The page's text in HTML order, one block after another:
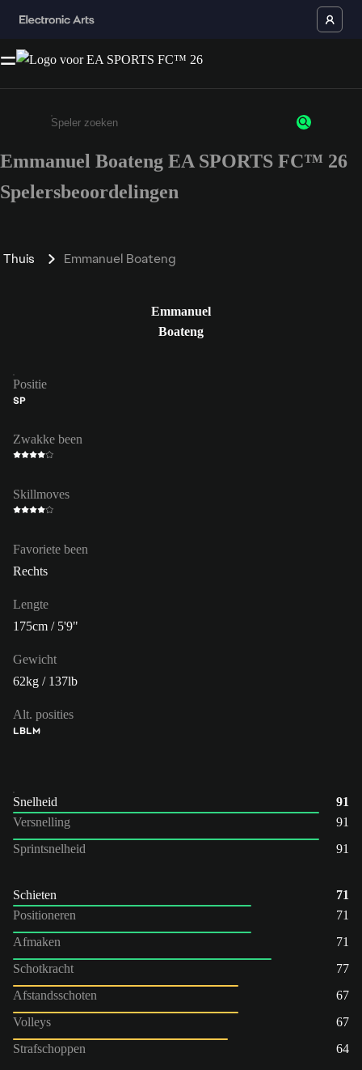
Enter a minimum of 3 characters or numbers
Emmanuel Boateng EA SPORTS FC™ 26
Spelersbeoordelingen
Thuis Emmanuel Boateng
Emmanuel
Boateng
Positie
SP
Zwakke been
Skillmoves
Favoriete been
Rechts
Lengte
175cm / 5'9"
Gewicht
62kg / 137lb
Alt. posities
LBLM
Snelheid
91
Versnelling
91
Sprintsnelheid
91
Schieten
71
Positioneren
71
Afmaken
71
Schotkracht
77
Afstandsschoten
67
Volleys
67
Strafschoppen
64